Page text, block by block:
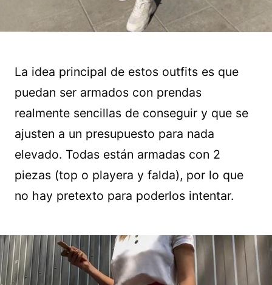
La idea principal de estos outfits es que
puedan ser armados con prendas
realmente sencillas de conseguir y que se
ajusten a un presupuesto para nada
elevado. Todas están armadas con 2
piezas (top o playera y falda), por lo que
no hay pretexto para poderlos intentar.